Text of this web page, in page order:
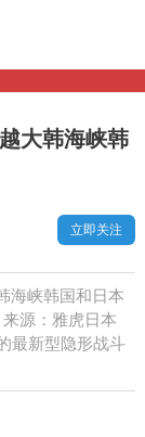
大韩海峡韩
立即关注
海峡韩国和日本
源：雅虎日本
最新型隐形战斗